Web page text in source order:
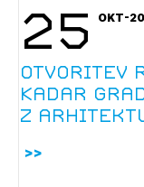
25 OKT-
Otvoritev
Kadar
z